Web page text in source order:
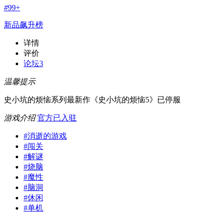
#99+
新品飙升榜
详情
评价
论坛3
温馨提示
史小坑的烦恼系列最新作《史小坑的烦恼5》已停服
游戏介绍 官方已入驻
#消逝的游戏
#闯关
#解谜
#烧脑
#魔性
#脑洞
#休闲
#单机